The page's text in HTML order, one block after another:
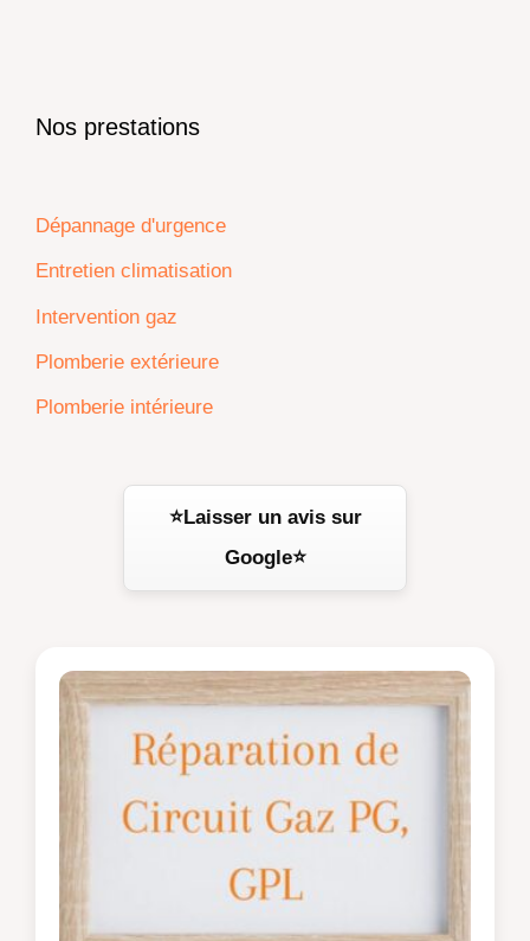
Nos prestations
Dépannage d'urgence
Entretien climatisation
Intervention gaz
Plomberie extérieure
Plomberie intérieure
⭐Laisser un avis sur
Google⭐